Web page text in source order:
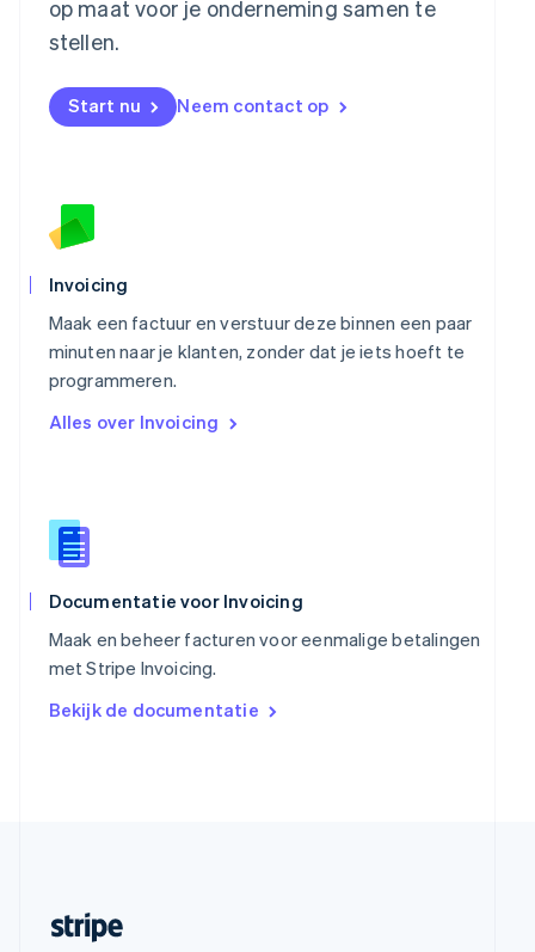
op maat voor je onderneming samen te
stellen.
Start nu Neem contact op
Invoicing
Maak een factuur en verstuur deze binnen een paar
minuten naar je klanten, zonder dat je iets hoeft te
programmeren.
Alles over Invoicing
Documentatie voor Invoicing
Maak en beheer facturen voor eenmalige betalingen
met Stripe Invoicing.
Bekijk de documentatie
Nederland
Nederlands
English
Noorwegen
Polen
English
Português
Roemenië
English
Singapore
Slovenië
EnglishItaliano
Español
Thailand
ไทย
Tsjechië
Vasteland van China
简体中文 English
English